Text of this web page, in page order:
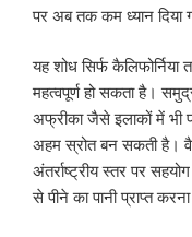
पर अब तक कम ध्यान दिया
यह शोध सिर्फ कैलिफोर्निया
महत्वपूर्ण हो सकता है।
अफ्रीका जैसे इलाकों में भी
अहम स्रोत बन सकती है।
अंतर्राष्ट्रीय स्तर पर
से पीने का पानी प्राप्त